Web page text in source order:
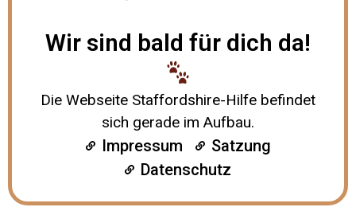
Wir sind bald für dich da!
Die Webseite Staffordshire-Hilfe befindet
sich gerade im Aufbau.
Impressum
Satzung
Datenschutz